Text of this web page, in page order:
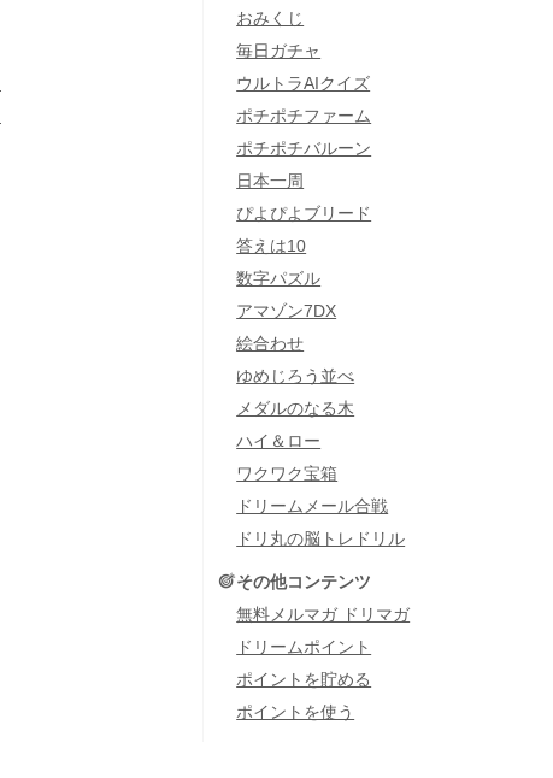
おみくじ
毎日ガチャ
ウルトラAIクイズ
ポチポチファーム
ポチポチバルーン
日本一周
ぴよぴよブリード
答えは10
数字パズル
アマゾン7DX
絵合わせ
ゆめじろう並べ
メダルのなる木
ハイ＆ロー
ワクワク宝箱
ドリームメール合戦
ドリ丸の脳トレドリル
その他コンテンツ
無料メルマガ ドリマガ
ドリームポイント
ポイントを貯める
ポイントを使う